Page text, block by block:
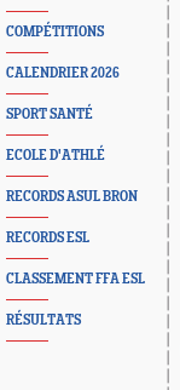
COMPÉTITIONS
CALENDRIER 2026
SPORT SANTÉ
ECOLE D'ATHLÉ
RECORDS ASUL BRON
RECORDS ESL
CLASSEMENT FFA ESL
RÉSULTATS